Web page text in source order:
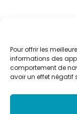
Pour offrir les
informations des
comportement de
avoir un effet négatif